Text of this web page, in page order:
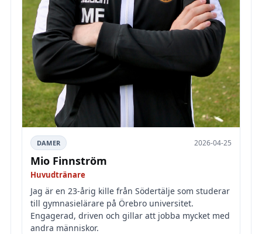
DAMER 2026-04-25
Mio Finnström
Huvudtränare
Jag är en 23-årig kille från Södertälje som studerar
till gymnasielärare på Örebro universitet.
Engagerad, driven och gillar att jobba mycket med
andra människor.